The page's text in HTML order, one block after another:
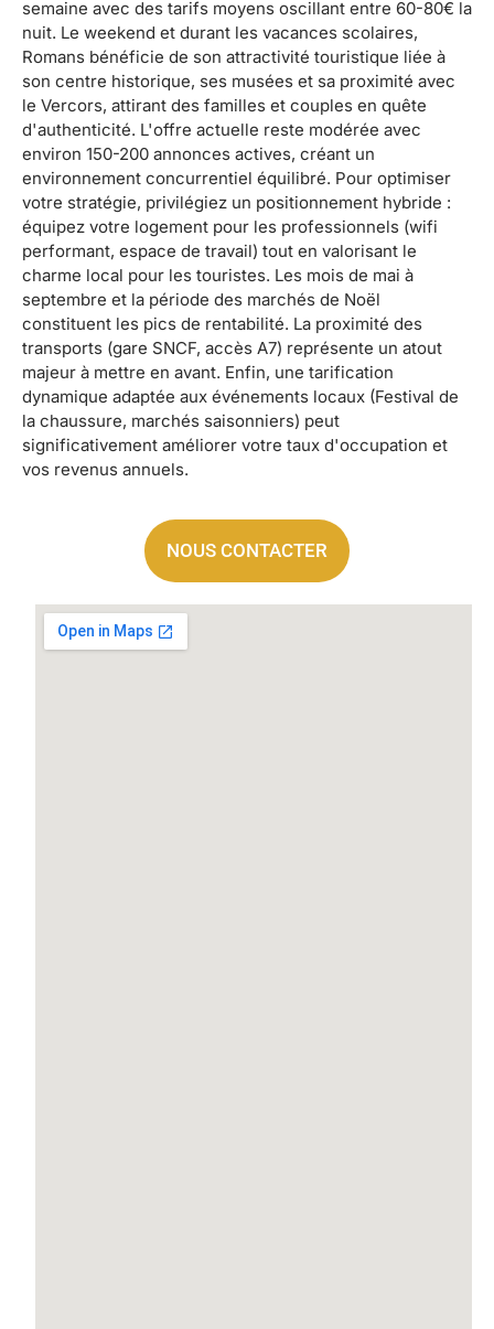
semaine avec des tarifs moyens oscillant entre 60-80€ la
nuit. Le weekend et durant les vacances scolaires,
Romans bénéficie de son attractivité touristique liée à
son centre historique, ses musées et sa proximité avec
le Vercors, attirant des familles et couples en quête
d'authenticité. L'offre actuelle reste modérée avec
environ 150-200 annonces actives, créant un
environnement concurrentiel équilibré. Pour optimiser
votre stratégie, privilégiez un positionnement hybride :
équipez votre logement pour les professionnels (wifi
performant, espace de travail) tout en valorisant le
charme local pour les touristes. Les mois de mai à
septembre et la période des marchés de Noël
constituent les pics de rentabilité. La proximité des
transports (gare SNCF, accès A7) représente un atout
majeur à mettre en avant. Enfin, une tarification
dynamique adaptée aux événements locaux (Festival de
la chaussure, marchés saisonniers) peut
significativement améliorer votre taux d'occupation et
vos revenus annuels.
NOUS CONTACTER